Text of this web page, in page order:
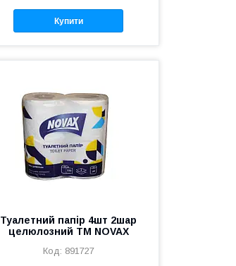
Купити
Туалетний папір 4шт 2шар
целюлозний ТМ NOVAX
891727